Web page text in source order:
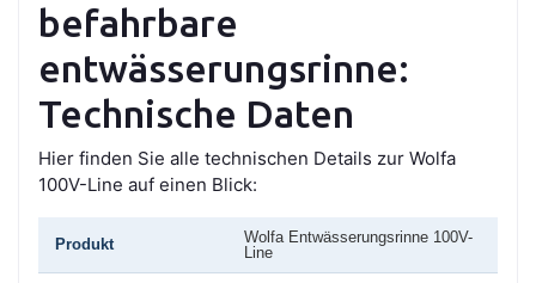
befahrbare
entwässerungsrinne:
Technische Daten
Hier finden Sie alle technischen Details zur Wolfa
100V-Line auf einen Blick:
Produkt
Wolfa Entwässerungsrinne 100V-
Line